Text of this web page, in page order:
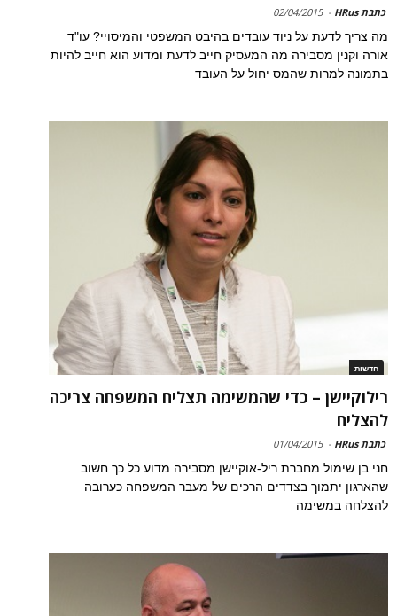
כתבת HRus -
02/04/2015
מה צריך לדעת על ניוד עובדים בהיבט המשפטי והמיסויי? עו"ד
אורה וקנין מסבירה מה המעסיק חייב לדעת ומדוע הוא חייב להיות
בתמונה למרות שהמס יחול על העובד
חדשות
רילוקיישן – כדי שהמשימה תצליח המשפחה צריכה
להצליח
כתבת HRus -
01/04/2015
חני בן שימול מחברת ריל-אוקיישן מסבירה מדוע כל כך חשוב
שהארגון יתמוך בצדדים הרכים של מעבר המשפחה כערובה
להצלחה במשימה